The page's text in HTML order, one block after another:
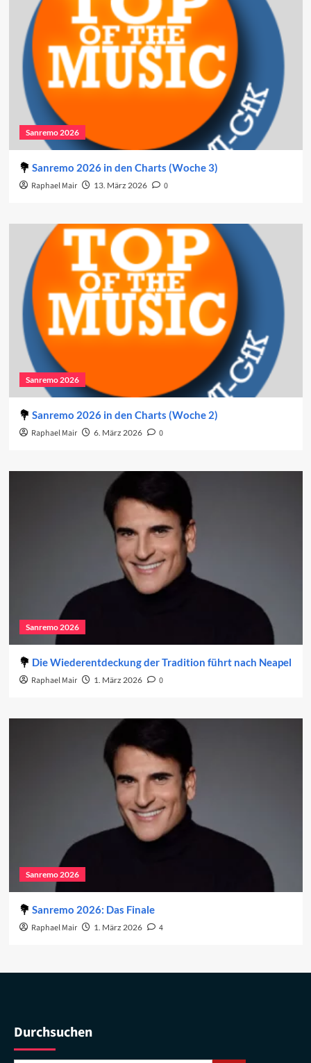
Sanremo 2026
Sanremo 2026 in den Charts (Woche 3)
Raphael Mair 13. März 2026 0
Sanremo 2026
Sanremo 2026 in den Charts (Woche 2)
Raphael Mair 6. März 2026 0
Sanremo 2026
Die Wiederentdeckung der Tradition führt nach Neapel
Raphael Mair 1. März 2026 0
Sanremo 2026
Sanremo 2026: Das Finale
Raphael Mair 1. März 2026 4
Durchsuchen